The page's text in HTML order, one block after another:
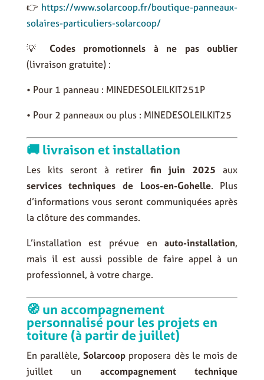
👉 https://www.solarcoop.fr/boutique-panneaux-
solaires-particuliers-solarcoop/
💡 Codes promotionnels à ne pas oublier
(livraison gratuite) :
• Pour 1 panneau : MINEDESOLEILKIT251P
• Pour 2 panneaux ou plus : MINEDESOLEILKIT25
🚚 livraison et installation
Les kits seront à retirerfin juin 2025 aux
services techniques de Loos-en-Gohelle. Plus
d’informations vous seront communiquées après
la clôture des commandes.
L’installation est prévue enauto-installation,
mais il est aussi possible de faire appel à un
professionnel, à votre charge.
🧭 un accompagnement
personnalisé pour les projets en
toiture (à partir de juillet)
En parallèle,Solarcoop proposera dès le mois de
juillet un accompagnement technique